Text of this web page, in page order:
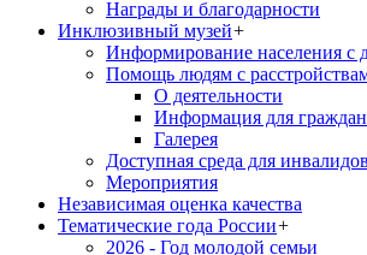
Награды и благодарности
Инклюзивный музей+
Информирование населения с
Помощь людям с
О деятельности
Информация для граждан
Галерея
Доступная среда для инвалидов
Мероприятия
Независимая оценка качества
Тематические года России+
2026 - Год молодой семьи